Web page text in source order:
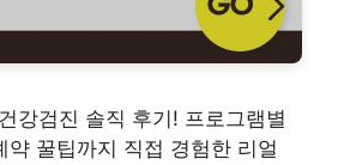
강검진 솔직 후기! 프로그램별
약 꿀팁까지 직접 경험한 리얼